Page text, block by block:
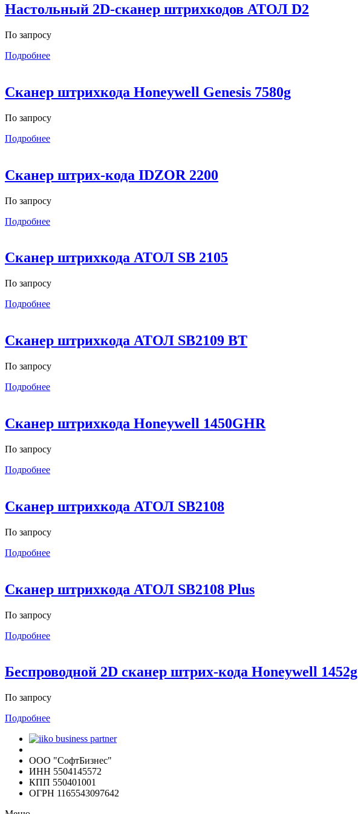
Настольный 2D-сканер штрихкодов АТОЛ D2
По запросу
Подробнее
Сканер штрихкода Honeywell Genesis 7580g
По запросу
Подробнее
Сканер штрих-кода IDZOR 2200
По запросу
Подробнее
Сканер штрихкода АТОЛ SB 2105
По запросу
Подробнее
Сканер штрихкода АТОЛ SB2109 BT
По запросу
Подробнее
Сканер штрихкода Honeywell 1450GHR
По запросу
Подробнее
Сканер штрихкода АТОЛ SB2108
По запросу
Подробнее
Сканер штрихкода АТОЛ SB2108 Plus
По запросу
Подробнее
Беспроводной 2D сканер штрих-кода Honeywell 1452g
По запросу
Подробнее
ООО "СофтБизнес"
ИНН 5504145572
КПП 550401001
ОГРН 1165543097642